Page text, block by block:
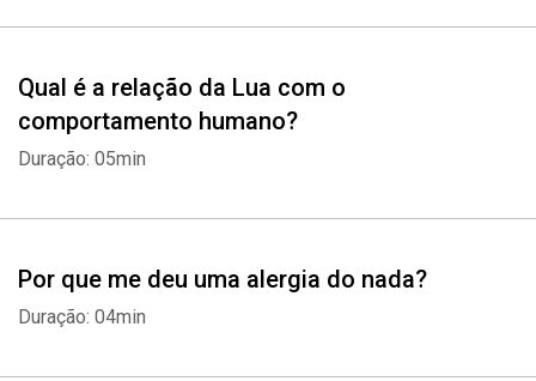
Qual é a relação da Lua com o
comportamento humano?
Duração: 05min
Por que me deu uma alergia do nada?
Duração: 04min